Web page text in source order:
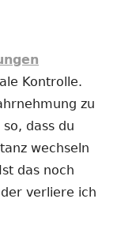
Kontrolle.
zu
dass du
wechseln
das noch
verliere ich